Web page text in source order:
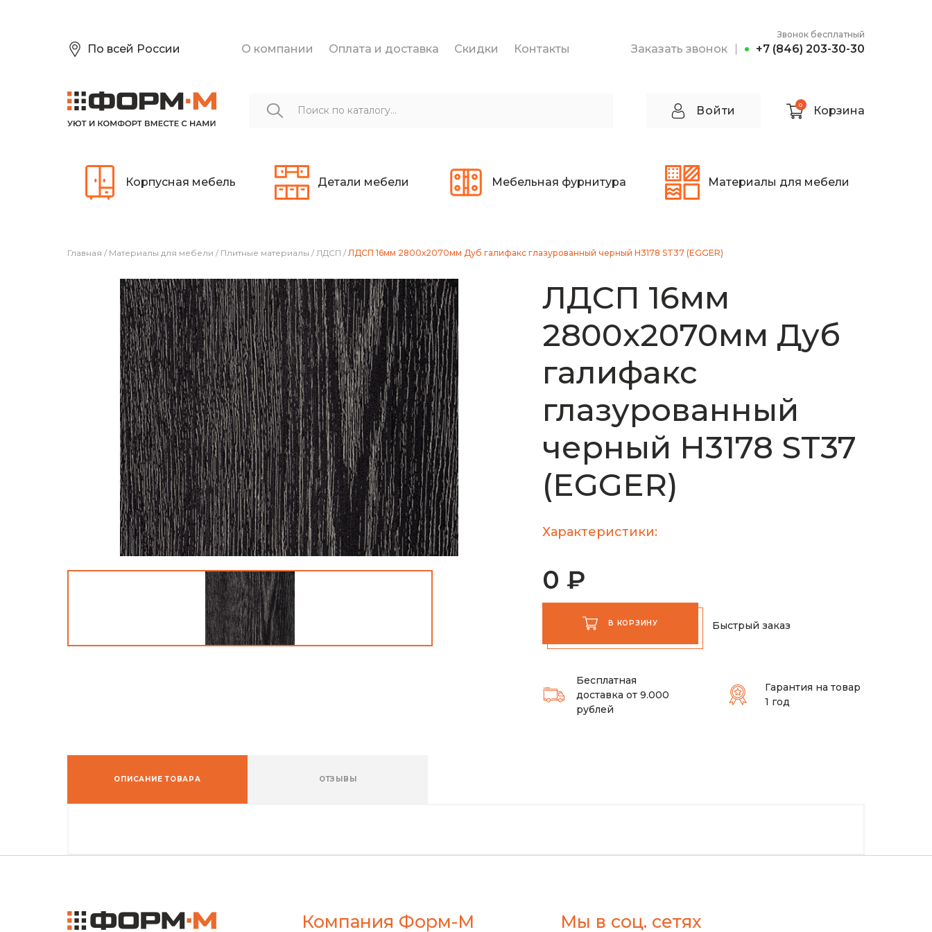
По всей России О компании Оплата и доставка Скидки Контакты Заказать звонок
Звонок бесплатный
+7 (846) 203-30-30
Войти 0 Корзина
Корпусная мебель Детали мебели Мебельная фурнитура Материалы для мебели
Главная / Материалы для мебели / Плитные материалы / ЛДСП / ЛДСП 16мм 2800х2070мм Дуб галифакс глазурованный черный H3178 ST37 (EGGER)
ЛДСП 16мм
2800х2070мм Дуб
галифакс
глазурованный
черный H3178 ST37
(EGGER)
Характеристики:
0 ₽
В КОРЗИНУ Быстрый заказ
Бесплатная
доставка от 9.000
рублей
Гарантия на товар
1 год
ОПИСАНИЕ ТОВАРА ОТЗЫВЫ
Компания Форм-М Мы в соц. сетях